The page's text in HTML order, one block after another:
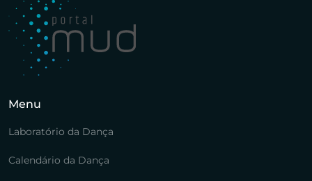
Menu
Laboratório da Dança
Calendário da Dança